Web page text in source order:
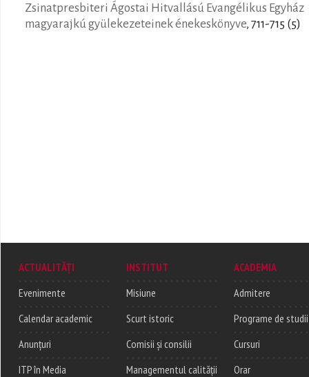
Zsinatpresbiteri Ágostai Hitvallású Evangélikus Egyház
magyarajkú gyülekezeteinek énekeskönyve, 711-715 (5)
ACTUALITĂȚI
Evenimente
Calendar academic
Anunțuri
ITP în Media
INSTITUT
Misiune
Scurt istoric
Comisii și consilii
Managementul calității
ACADEMIA
Admitere
Programe de studii
Cursuri
Orar